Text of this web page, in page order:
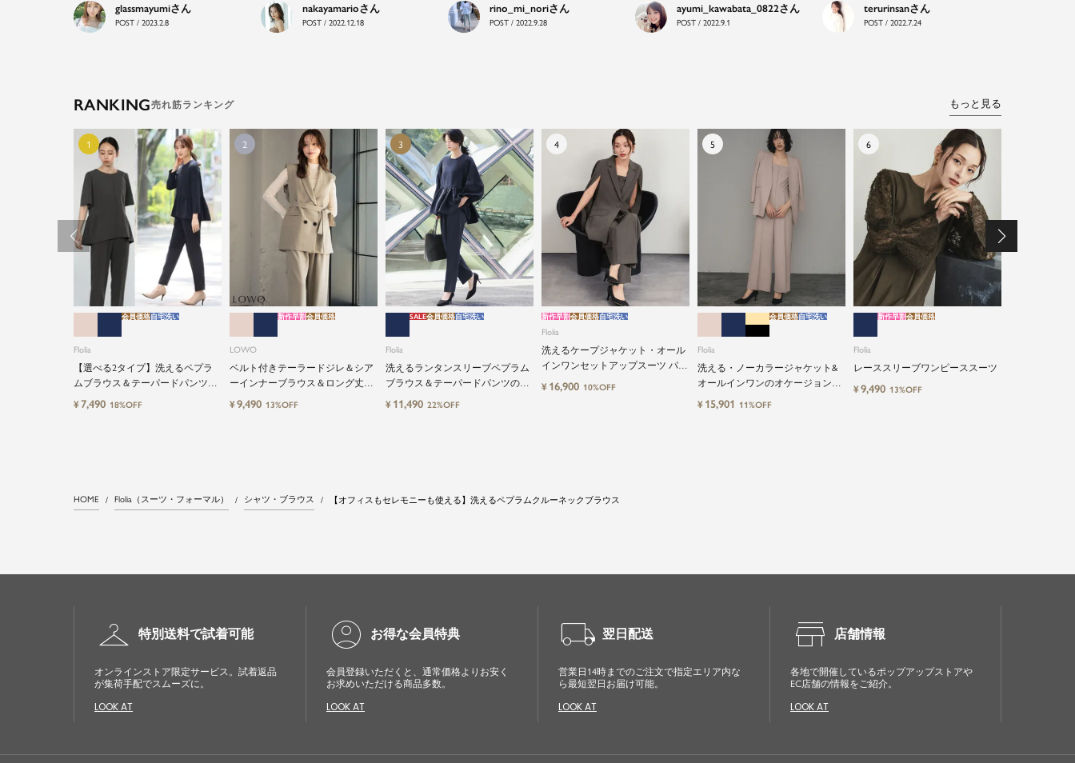
提案するスーツです。
glassmayumi
POST / 2023.2.8
nakayamario
POST / 2022.12.18
rino_mi_nori
POST / 2022.9.28
ayumi_kawabata_0822
POST / 2022.9.1
terurinsan
POST / 2022.7.24
RANKING もっと見る
Flolia
【選べる2タイプ】洗えるペプラ
ムブラウス＆テーパードパンツの
セットアップセレモニースーツ
会員価格自宅洗い
¥7,490 18%OFF
LOWO
ベルト付きテーラードジレ＆シア
ーインナーブラウス＆ロング丈設
計ワイドパンツ3点セットスーツ
新作早割会員価格
¥9,490 13%OFF
Flolia
洗えるランタンスリーブペプラム
ブラウス＆テーパードパンツのセ
ットアップセレモニースーツ
SALE会員価格自宅洗い
¥ 11,490 22%OFF
Flolia
洗えるケープジャケット・オール
インワンセットアップスーツ パン
ツドレス
新作早割会員価格自宅洗い
¥ 16,900 10%OFF
Flolia
洗える・ノーカラージャケット&
オールインワンのオケージョン対
応2点セットアップスーツ
会員価格自宅洗い
¥ 15,901 11%OFF
Flolia
レーススリーブワンピーススーツ
新作早割会員価格
¥9,490 13%OFF
HOME Flolia（スーツ・フォーマル） シャツ・ブラウス 【オフィスもセレモニーも使える】洗えるペプラムクルーネックブラウス
checkroom 特別送料で試着可能
オンラインストア限定サービス。試着返品
が集荷手配でスムーズに。
LOOK AT
account_circle お得な会員特典
会員登録いただくと、通常価格よりお安く
お求めいただける商品多数。
LOOK AT
local_shipping 翌日配送
営業日14時までのご注文で指定エリア内な
ら最短翌日お届け可能。
LOOK AT
store 店舗情報
各地で開催しているポップアップストアや
EC店舗の情報をご紹介。
LOOK AT